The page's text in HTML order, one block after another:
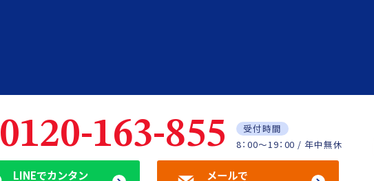
0120-163-855
受付時間
8：00～19：00 / 年中無休
LINEでカンタン
メールで